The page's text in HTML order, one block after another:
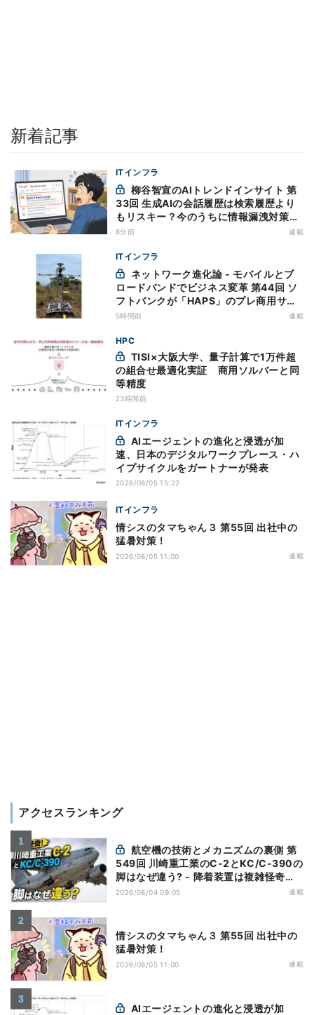
新着記事
ITインフラ
33回 生成AIの会話履歴は検索履歴より
もリスキー？今のうちに情報漏洩対策を
万全にしておこう
8分前 連載
ITインフラ
ロードバンドでビジネス変革 第44回 ソ
フトバンクが「HAPS」のプレ商用サー
ビス開始を表明、本格的な商用展開のめ
5時間前 連載
HPC
の組合せ最適化実証 商用ソルバーと同
等精度
23時間前
ITインフラ
速、日本のデジタルワークプレース・ハ
イプサイクルをガートナーが発表
2026/08/05 15:22
ITインフラ
情シスのタマちゃん３ 第55回 出社中の
猛暑対策！
2026/08/05 11:00 連載
アクセスランキング
549回 川崎重工業のC-2とKC/C-390の
脚はなぜ違う? - 降着装置は複雑怪奇
(5)|軍用輸送機(10)
2026/08/04 09:05 連載
情シスのタマちゃん３ 第55回 出社中の
猛暑対策！
2026/08/05 11:00 連載